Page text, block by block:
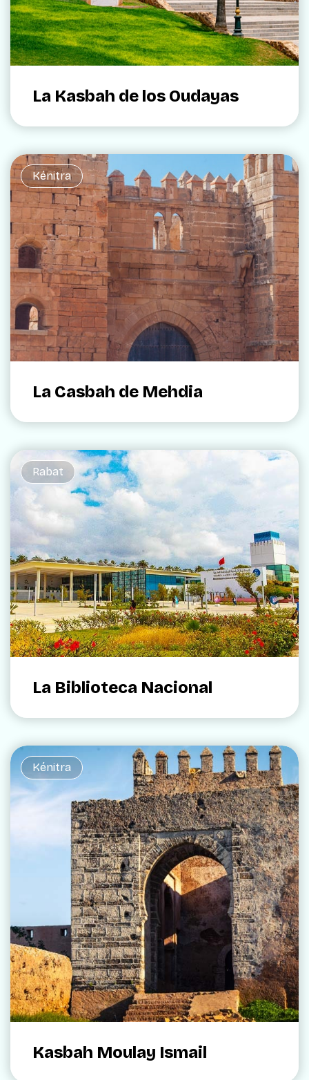
La Kasbah de los Oudayas
Kénitra
La Casbah de Mehdia
Rabat
La Biblioteca Nacional
Kénitra
Kasbah Moulay Ismail